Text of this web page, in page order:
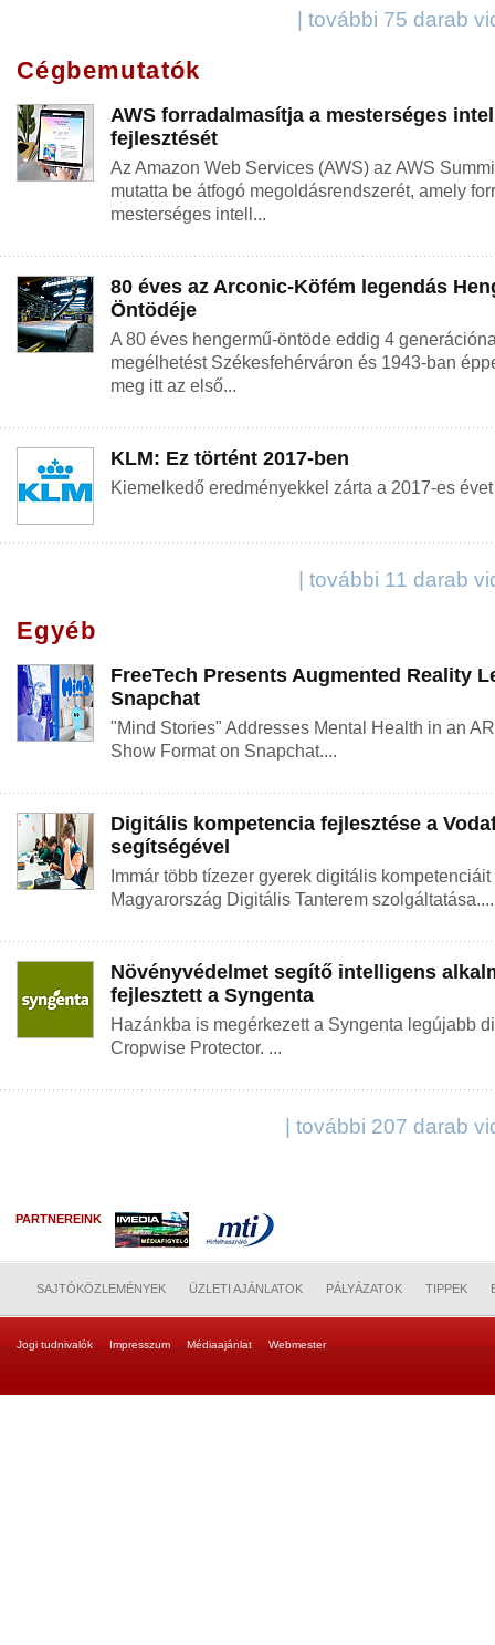
| további 75 darab
Cégbemutatók
AWS forradalmasítja a mesterséges
fejlesztését
Az Amazon Web Services (AWS) az AWS
mutatta be átfogó megoldásrendszerét, amely
mesterséges intell...
80 éves az Arconic-Köfém legendás
Öntödéje
A 80 éves hengermű-öntöde eddig 4
megélhetést Székesfehérváron és 1943-ban
meg itt az első...
KLM: Ez történt 2017-ben
Kiemelkedő eredményekkel zárta a 2017-es
| további 11 darab
Egyéb
FreeTech Presents Augmented Reality
Snapchat
"Mind Stories" Addresses Mental Health in an
Show Format on Snapchat....
Digitális kompetencia fejlesztése a
segítségével
Immár több tízezer gyerek digitális
Magyarország Digitális Tanterem szolgáltatása....
Növényvédelmet segítő intelligens
fejlesztett a Syngenta
Hazánkba is megérkezett a Syngenta legújabb
Cropwise Protector. ...
| további 207 darab
PARTNEREINK
SAJTÓKÖZLEMÉNYEK ÜZLETI AJÁNLATOK PÁLYÁZATOK TIPPEK
Jogi tudnivalók Impresszum Médiaajánlat Webmester